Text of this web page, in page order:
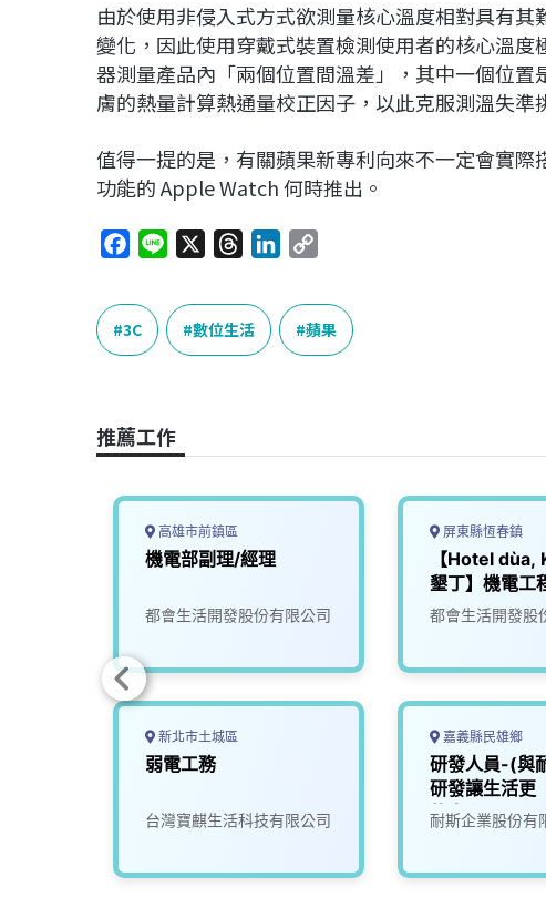
由於使用非侵入式方式欲測量核心溫度相對具有
變化，因此使用穿戴式裝置檢測使用者的核心溫
器測量產品內「兩個位置間溫差」，其中一個位
膚的熱量計算熱通量校正因子，以此克服測溫失準
值得一提的是，有關蘋果新專利向來不一定會實
功能的 Apple Watch 何時推出。
c
e
b
k
n
e
r
e
a
n
k
e
p
y
L
3C 數位生活 蘋果
推薦工作
高雄市前鎮區
機電部副理/經理
都會生活開發股份有限公司
新北市土城區
弱電工務
台灣寶麒生活科技有限公司
屏東縣恆春鎮
【Hotel dùa,
墾丁】機電工
都會生活開發股
嘉義縣民雄鄉
研發人員-(與
研發讓生活更
的未來)2
耐斯企業股份有